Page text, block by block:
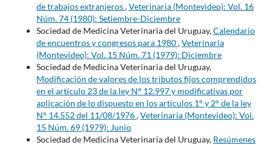
de trabajos extranjeros,Veterinaria (Montevideo): Vol. 16
Núm. 74 (1980): Setiembre-Diciembre
Sociedad de Medicina Veterinaria del Uruguay,Calendario
de encuentros y congresos para 1980,Veterinaria
(Montevideo): Vol. 15 Núm. 71 (1979): Diciembre
Sociedad de Medicina Veterinaria del Uruguay,
Modificación de valores de los tributos fijos comprendidos
en el artículo 23 de la ley N° 12.997 y modificativas por
aplicación de lo dispuesto en los artículos 1° y 2° de la ley
N° 14.552 del 11/08/1976,Veterinaria (Montevideo): Vol.
15 Núm. 69 (1979): Junio
Sociedad de Medicina Veterinaria del Uruguay, Resúmenes